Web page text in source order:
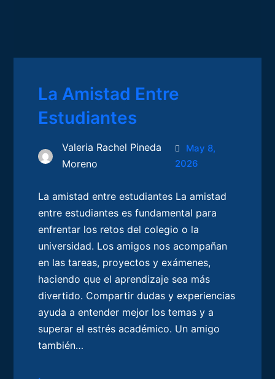
La Amistad Entre
Estudiantes
Valeria Rachel Pineda
Moreno
May 8,
2026
La amistad entre estudiantes La amistad
entre estudiantes es fundamental para
enfrentar los retos del colegio o la
universidad. Los amigos nos acompañan
en las tareas, proyectos y exámenes,
haciendo que el aprendizaje sea más
divertido. Compartir dudas y experiencias
ayuda a entender mejor los temas y a
superar el estrés académico. Un amigo
también…